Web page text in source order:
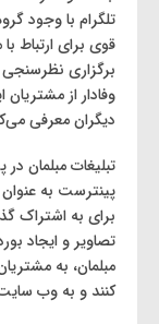
تلگرام با وجود
قوی برای ارتباط
برگزاری
وفادار از مشتریان
دیگران معرفی
تبلیغات مبلمان
پینترست به
برای به اشتراک
تصاویر و ایجاد
مبلمان، به
کنند و به وب